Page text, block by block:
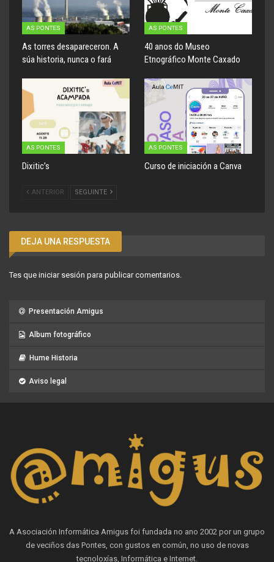
AS PONTES
As torres desapareceron. A
súa historia, nunca o fará
AS PONTES
40 anos do Museo
Etnográfico Monte Caxado
AS PONTES
Dixitic’s
AS PONTES
Curso de iniciación a Canva
ANTERIOR SEGUINTE
DEJA UNA RESPUESTA
Tes que iniciar sesión para publicar comentarios.
Presentación Amigus
Album fotográfico
Hume Historia
Aviso legal
A Asociación Informática Amigus foi fundada no ano 2002 por un grupo
de veciños das Pontes, con gustos en común, no uso de novas
tecnoloxías, Informática e Internet.